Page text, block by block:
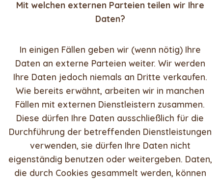
Mit welchen externen Parteien teilen wir Ihre
Daten?
In einigen Fällen geben wir (wenn nötig) Ihre
Daten an externe Parteien weiter. Wir werden
Ihre Daten jedoch niemals an Dritte verkaufen.
Wie bereits erwähnt, arbeiten wir in manchen
Fällen mit externen Dienstleistern zusammen.
Diese dürfen Ihre Daten ausschließlich für die
Durchführung der betreffenden Dienstleistungen
verwenden, sie dürfen Ihre Daten nicht
eigenständig benutzen oder weitergeben. Daten,
die durch Cookies gesammelt werden, können